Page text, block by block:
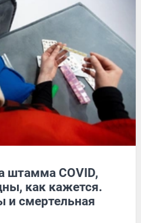
штамма COVID,
как кажется.
и смертельная